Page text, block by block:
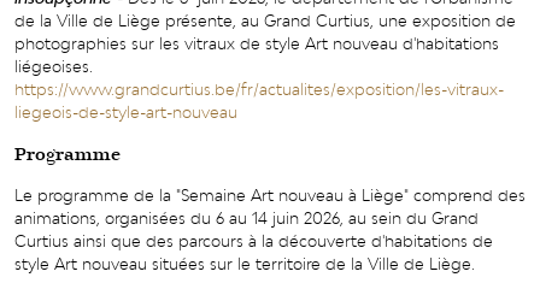
de la Ville de Liège présente, au Grand Curtius, une exposition de
photographies sur les vitraux de style Art nouveau d'habitations
liégeoises.
https://www.grandcurtius.be/fr/actualites/exposition/les-vitraux-
liegeois-de-style-art-nouveau
Programme
Le programme de la "Semaine Art nouveau à Liège" comprend des
animations, organisées du 6 au 14 juin 2026, au sein du Grand
Curtius ainsi que des parcours à la découverte d'habitations de
style Art nouveau situées sur le territoire de la Ville de Liège.